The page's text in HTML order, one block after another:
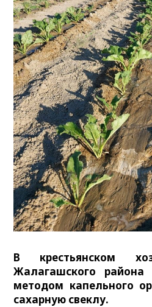
В крестьянском
Жалагашского
методом капельного
сахарную свеклу.